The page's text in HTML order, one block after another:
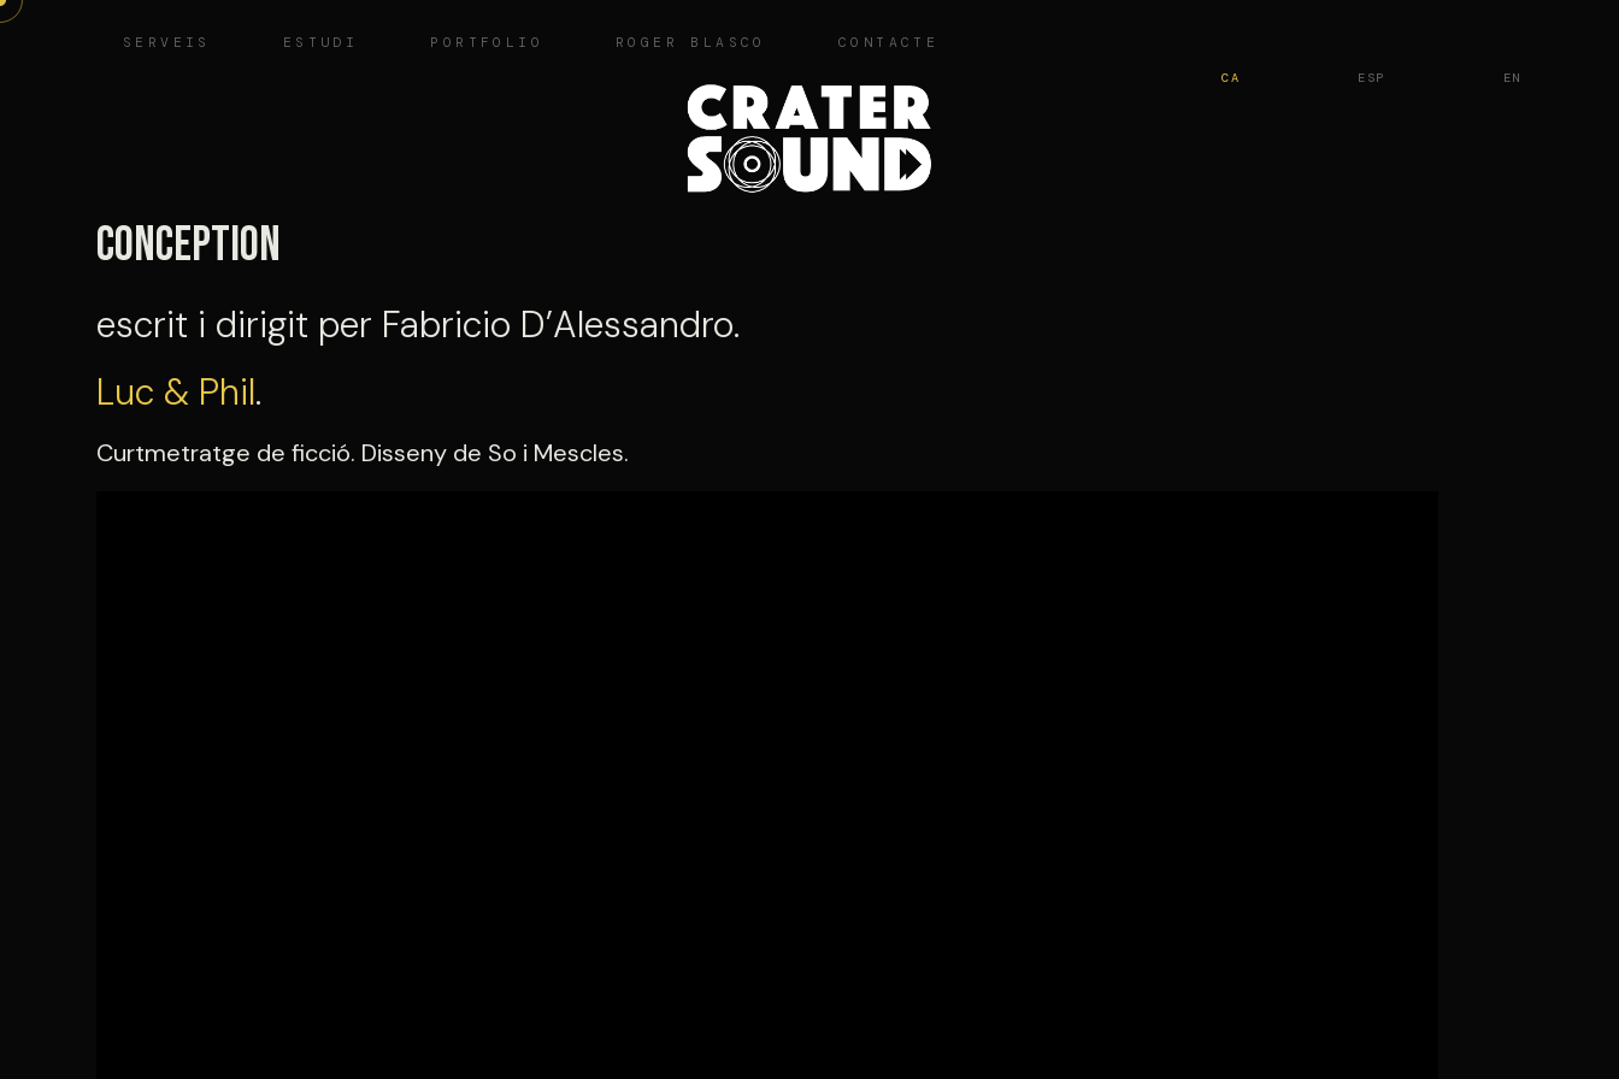
Vés
SERVEIS ESTUDI PORTFOLIO ROGER BLASCO CONTACTE
CA ESP EN
Conception
escrit i dirigit per Fabricio D’Alessandro.
Luc & Phil.
Curtmetratge de ficció. Disseny de So i Mescles.